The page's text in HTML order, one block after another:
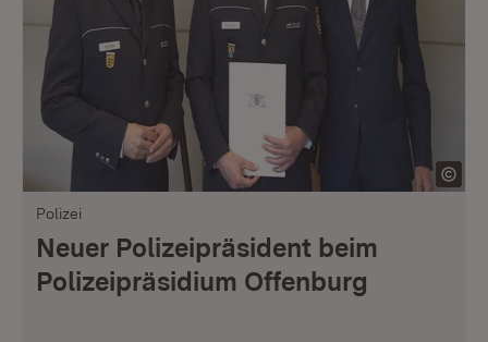
Polizei
Neuer Polizeipräsident beim
Polizeipräsidium Offenburg